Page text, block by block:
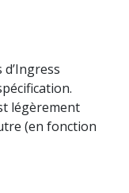
légèrement
(en fonction